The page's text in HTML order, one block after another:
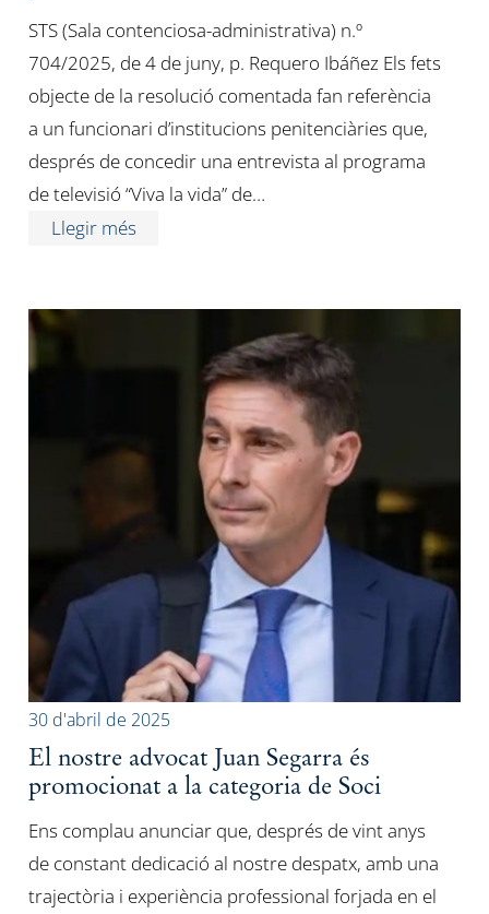
STS (Sala contenciosa-administrativa) n.º
704/2025, de 4 de juny, p. Requero Ibáñez Els fets
objecte de la resolució comentada fan referència
a un funcionari d’institucions penitenciàries que,
després de concedir una entrevista al programa
de televisió “Viva la vida” de…
Llegir més
30 d'abril de 2025
El nostre advocat Juan Segarra és
promocionat a la categoria de Soci
Ens complau anunciar que, després de vint anys
de constant dedicació al nostre despatx, amb una
trajectòria i experiència professional forjada en el